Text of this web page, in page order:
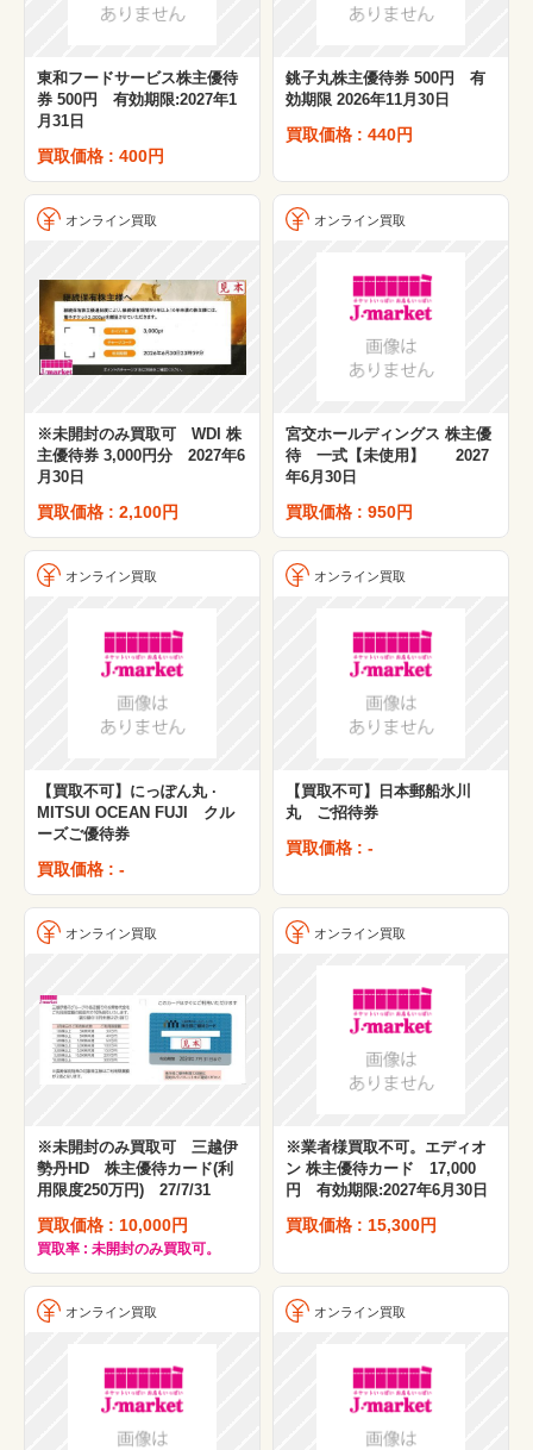
東和フードサービス株主優待
券 500円 有効期限:2027年1
月31日
買取価格 : 400円
銚子丸株主優待券 500円 有
効期限 2026年11月30日
買取価格 : 440円
オンライン買取
※未開封のみ買取可 WDI 株
主優待券 3,000円分 2027年6
月30日
買取価格 : 2,100円
オンライン買取
宮交ホールディングス 株主優
待 一式【未使用】 2027
年6月30日
買取価格 : 950円
オンライン買取
【買取不可】にっぽん丸 ·
MITSUI OCEAN FUJI クル
ーズご優待券
買取価格 : -
オンライン買取
【買取不可】日本郵船氷川
丸 ご招待券
買取価格 : -
オンライン買取
※未開封のみ買取可 三越伊
勢丹HD 株主優待カード(利
用限度250万円) 27/7/31
買取価格 : 10,000円
買取率 : 未開封のみ買取可。
オンライン買取
※業者様買取不可。エディオ
ン 株主優待カード 17,000
円 有効期限:2027年6月30日
買取価格 : 15,300円
オンライン買取 オンライン買取